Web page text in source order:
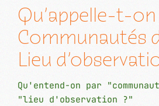
Qu’appelle-t-on
Communautés
Lieu
Qu'entend-on par
"lieu d'observation ?"